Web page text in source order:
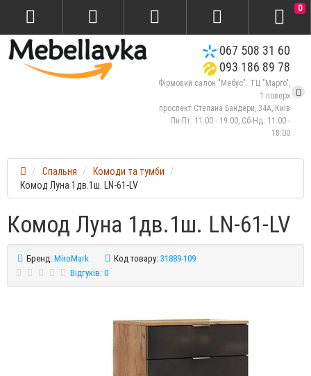
067 508 31 60
093 186 89 78
Фірмовий салон "Мебус": ТЦ "Марго",
1 поверх
проспект Степана Бандери, 34А, Київ
Пн-Пт: 11:00 - 19:00, Сб-Нд: 11:00 -
18:00
0
Спальня
Комоди та тумби
Комод Луна 1дв.1ш. LN-61-LV
Комод Луна 1дв.1ш. LN-61-LV
Бренд:MiroMark Код товару:31889-109
Відгуків: 0